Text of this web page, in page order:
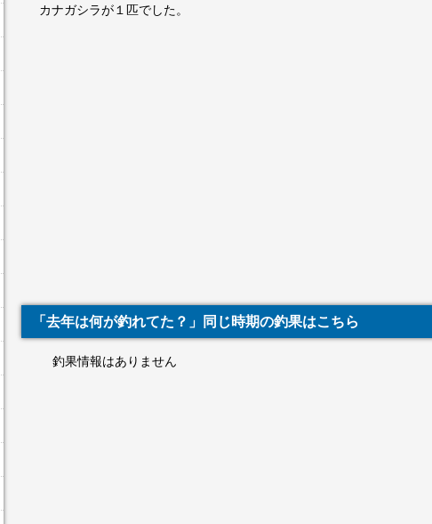
カナガシラが１匹でした。
「去年は何が釣れてた？」同じ時期の釣果はこちら
釣果情報はありません